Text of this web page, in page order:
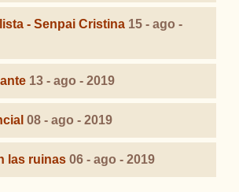
- Senpai Cristina 15 - ago -
13 - ago - 2019
08 - ago - 2019
las ruinas 06 - ago - 2019